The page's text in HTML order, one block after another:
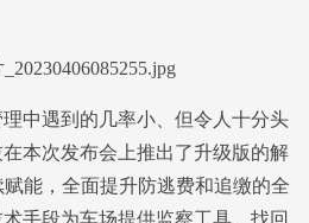
遇到的几率小、但令人十分头
本次发布会上推出了升级版的解
能，全面提升防逃费和追缴的全
手段为车场提供监察工具、找回